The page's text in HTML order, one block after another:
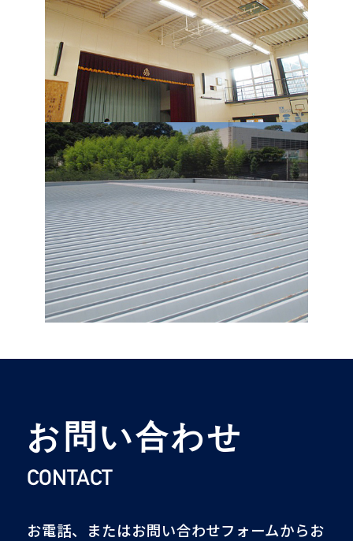
お問い合わせ
CONTACT
お電話、またはお問い合わせフォームからお